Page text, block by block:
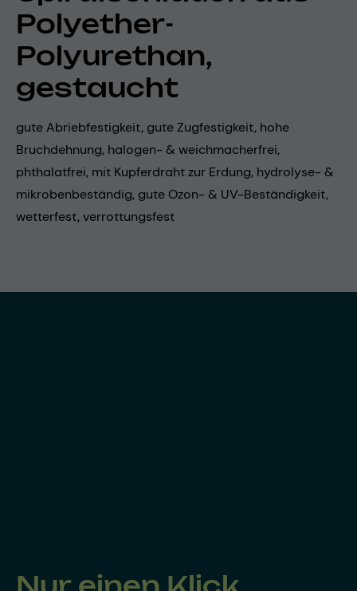
Polyether-
Polyurethan,
gestaucht
gute Abriebfestigkeit, gute Zugfestigkeit, hohe
Bruchdehnung, halogen- & weichmacherfrei,
phthalatfrei, mit Kupferdraht zur Erdung, hydrolyse- &
mikrobenbeständig, gute Ozon- & UV-Beständigkeit,
wetterfest, verrottungsfest